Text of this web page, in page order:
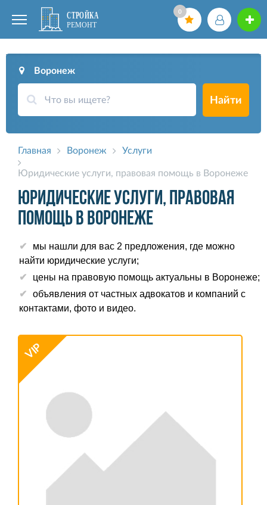
0
Воронеж
Найти
Главная Воронеж Услуги
Юридические услуги, правовая помощь в Воронеже
Юридические услуги, правовая
помощь в Воронеже
мы нашли для вас 2 предложения, где можно
найти юридические услуги;
цены на правовую помощь актуальны в Воронеже;
объявления от частных адвокатов и компаний с
контактами, фото и видео.
VIP